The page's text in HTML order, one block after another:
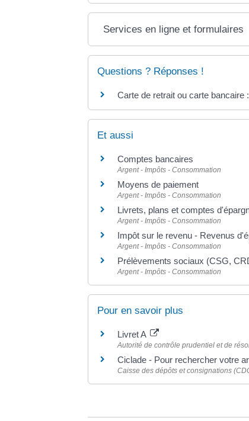
Services en ligne et formulaires
Questions ? Réponses !
Carte de retrait ou carte bancaire
Et aussi
Comptes bancaires
Argent - Impôts - Consommation
Moyens de paiement
Argent - Impôts - Consommation
Livrets, plans et comptes
Argent - Impôts - Consommation
Impôt sur le revenu - Revenus
Argent - Impôts - Consommation
Prélèvements sociaux (CSG,
Argent - Impôts - Consommation
Pour en savoir plus
Livret A
Autorité de contrôle prudentiel et de
Ciclade - Pour rechercher votre
Caisse des dépôts et consignations